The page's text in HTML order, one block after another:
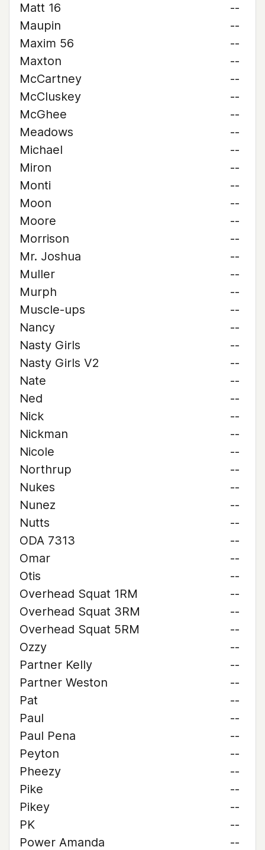
Matt 16
--
Maupin
--
Maxim 56
--
Maxton
--
McCartney
--
McCluskey
--
McGhee
--
Meadows
--
Michael
--
Miron
--
Monti
--
Moon
--
Moore
--
Morrison
--
Mr. Joshua
--
Muller
--
Murph
--
Muscle-ups
--
Nancy
--
Nasty Girls
--
Nasty Girls V2
--
Nate
--
Ned
--
Nick
--
Nickman
--
Nicole
--
Northrup
--
Nukes
--
Nunez
--
Nutts
--
ODA 7313
--
Omar
--
Otis
--
Overhead Squat 1RM
--
Overhead Squat 3RM
--
Overhead Squat 5RM
--
Ozzy
--
Partner Kelly
--
Partner Weston
--
Pat
--
Paul
--
Paul Pena
--
Peyton
--
Pheezy
--
Pike
--
Pikey
--
PK
--
Power Amanda
--